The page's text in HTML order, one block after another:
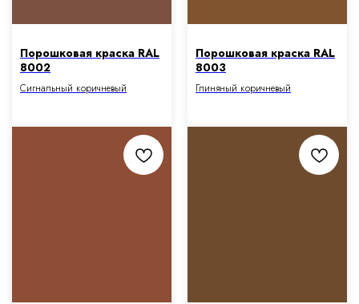
Порошковая краска RAL
8002
Сигнальный коричневый
Порошковая краска RAL
8003
Глиняный коричневый